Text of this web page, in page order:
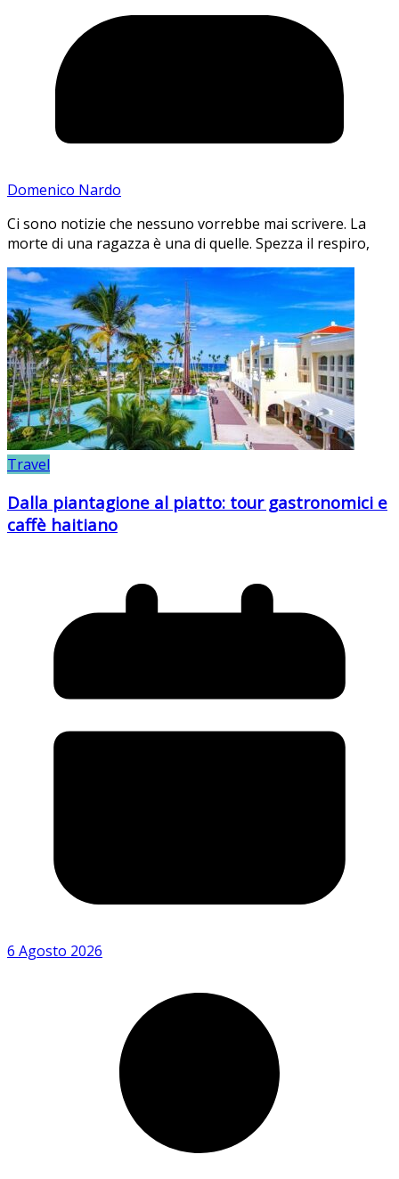
Domenico Nardo
Ci sono notizie che nessuno vorrebbe mai scrivere. La
morte di una ragazza è una di quelle. Spezza il respiro,
Travel
Dalla piantagione al piatto: tour gastronomici e
caffè haitiano
6 Agosto 2026